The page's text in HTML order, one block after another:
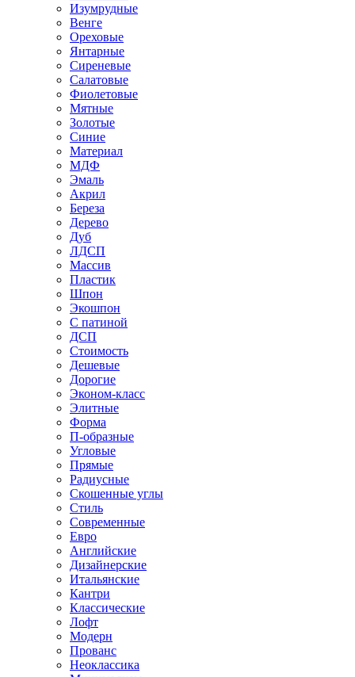
Изумрудные
Венге
Ореховые
Янтарные
Сиреневые
Салатовые
Фиолетовые
Мятные
Золотые
Синие
Материал
МДФ
Эмаль
Акрил
Береза
Дерево
Дуб
ЛДСП
Массив
Пластик
Шпон
Экошпон
С патиной
ДСП
Стоимость
Дешевые
Дорогие
Эконом-класс
Элитные
Форма
П-образные
Угловые
Прямые
Радиусные
Скошенные углы
Стиль
Современные
Евро
Английские
Дизайнерские
Итальянские
Кантри
Классические
Лофт
Модерн
Прованс
Неоклассика